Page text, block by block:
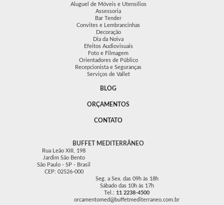
Aluguel de Móveis e Utensílios
Assessoria
Bar Tender
Convites e Lembrancinhas
Decoração
Dia da Noiva
Efeitos Audiovisuais
Foto e Filmagem
Orientadores de Público
Recepcionista e Seguranças
Serviços de Vallet
BLOG
ORÇAMENTOS
CONTATO
BUFFET MEDITERRÂNEO
Rua Leão XIII, 198
Jardim São Bento
São Paulo - SP - Brasil
CEP: 02526-000
Seg. a Sex. das 09h às 18h
Sábado das 10h às 17h
Tel.: 11 2238-4500
orcamentomed@buffetmediterraneo.com.br